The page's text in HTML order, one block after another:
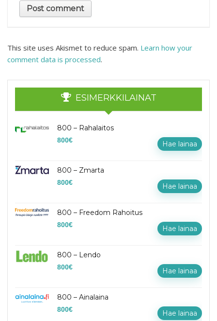
This site uses Akismet to reduce spam. Learn how your
comment data is processed.
ESIMERKKILAINAT
800 – Rahalaitos
800€ Hae lainaa
800 – Zmarta
800€ Hae lainaa
800 – Freedom Rahoitus
800€ Hae lainaa
800 – Lendo
800€ Hae lainaa
800 – Ainalaina
800€ Hae lainaa